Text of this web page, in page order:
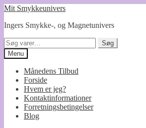
Spring
navigation
Spring
indhold
Mit Smykkeunivers
Ingers Smykke-, og Magnetunivers
Søg
efter:
Søg
Menu
Månedens Tilbud
Forside
Hvem er jeg?
Kontaktinformationer
Forretningsbetingelser
Blog